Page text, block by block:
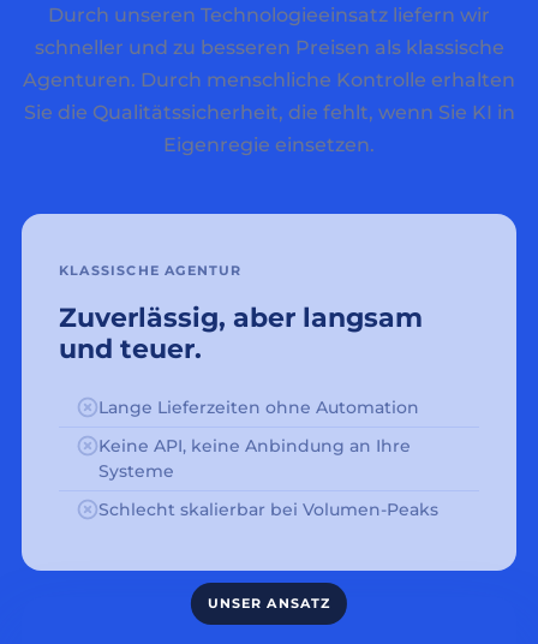
Durch unseren Technologieeinsatz liefern wir
schneller und zu besseren Preisen als klassische
Agenturen. Durch menschliche Kontrolle erhalten
Sie die Qualitätssicherheit, die fehlt, wenn Sie KI in
Eigenregie einsetzen.
KLASSISCHE AGENTUR
Zuverlässig, aber langsam
und teuer.
Lange Lieferzeiten ohne Automation
Keine API, keine Anbindung an Ihre
Systeme
Schlecht skalierbar bei Volumen-Peaks